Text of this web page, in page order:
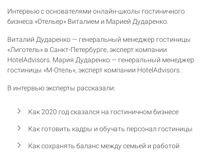
Интервью с основателями онлайн-школы гостиничного
бизнеса «Отельер» Виталием и Марией Дударенко.
Виталий Дударенко — генеральный менеджер гостиницы
«Лиготель» в Санкт-Петербурге, эксперт компании
HotelAdvisors. Мария Дударенко — генеральный менеджер
гостиницы «М-Отель», эксперт компании HotelAdvisors.
В интервью эксперты рассказали:
Как 2020 год сказался на гостиничном бизнесе
Как готовить кадры и обучать персонал гостиницы
Как сохранять баланс между семьей и работой